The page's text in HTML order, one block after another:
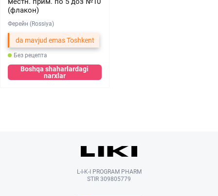
(флакон)
Ферейн (Rossiya)
da mavjud emas Toshkent
Без рецепта
Boshqa shaharlardagi
narxlar
L-I-K-I PROGRAM PHARM
STIR 309805779